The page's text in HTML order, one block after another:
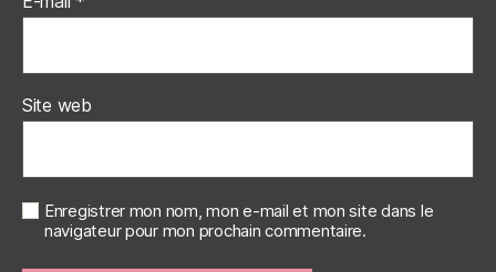
Site web
Enregistrer mon nom, mon e-mail et mon site dans le
navigateur pour mon prochain commentaire.